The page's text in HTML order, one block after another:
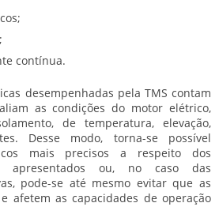
contínua.
desempenhadas pela TMS contam
as condições do motor elétrico,
de temperatura, elevação,
Desse modo, torna-se possível
mais precisos a respeito dos
apresentados ou, no caso das
pode-se até mesmo evitar que as
afetem as capacidades de operação